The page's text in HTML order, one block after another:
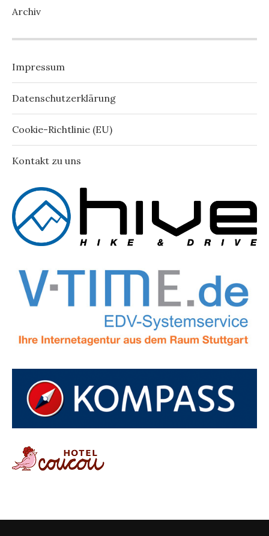
Archiv
Impressum
Datenschutzerklärung
Cookie-Richtlinie (EU)
Kontakt zu uns